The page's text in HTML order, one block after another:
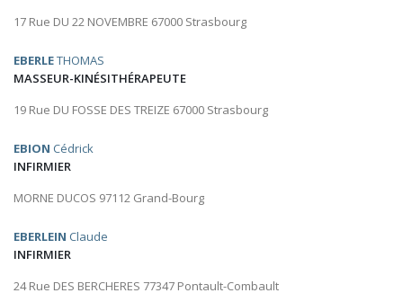
17 Rue DU 22 NOVEMBRE 67000 Strasbourg
EBERLETHOMAS
MASSEUR-KINÉSITHÉRAPEUTE
19 Rue DU FOSSE DES TREIZE 67000 Strasbourg
EBION Cédrick
INFIRMIER
MORNE DUCOS 97112 Grand-Bourg
EBERLEIN Claude
INFIRMIER
24 Rue DES BERCHERES 77347 Pontault-Combault